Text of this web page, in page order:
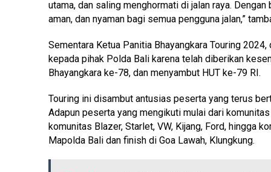
utama, dan saling menghormati di jalan raya.
aman, dan nyaman bagi semua pengguna jalan,”
Sementara Ketua Panitia Bhayangkara Touring
kepada pihak Polda Bali karena telah diberikan
Bhayangkara ke-78, dan menyambut HUT ke-79 RI.
Touring ini disambut antusias peserta yang terus
Adapun peserta yang mengikuti mulai dari
komunitas Blazer, Starlet, VW, Kijang, Ford, hingga
Mapolda Bali dan finish di Goa Lawah, Klungkung.